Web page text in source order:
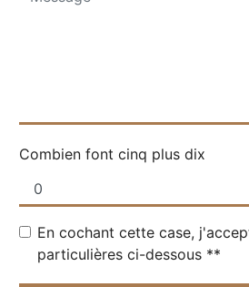
Combien font cinq plus dix
En cochant cette case,
particulières ci-dessous **